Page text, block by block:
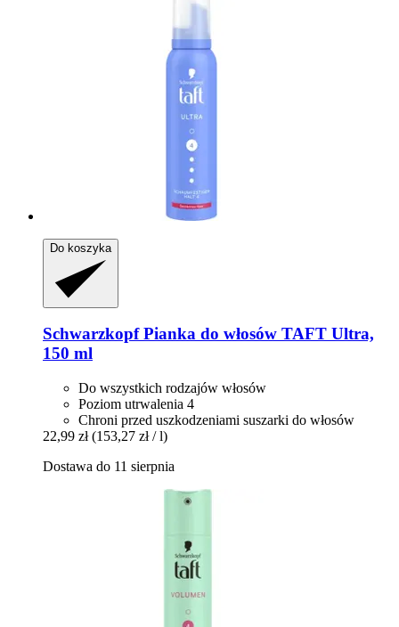
Do koszyka
SchwarzkopfPianka do włosów TAFT Ultra,
150 ml
Do wszystkich rodzajów włosów
Poziom utrwalenia 4
Chroni przed uszkodzeniami suszarki do włosów
22,99 zł (153,27 zł / l)
Dostawa do 11 sierpnia